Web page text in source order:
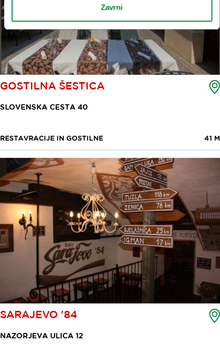
Zavrni
GOSTILNA ŠESTICA
SLOVENSKA CESTA 40
RESTAVRACIJE IN GOSTILNE 41 M
SARAJEVO '84
NAZORJEVA ULICA 12